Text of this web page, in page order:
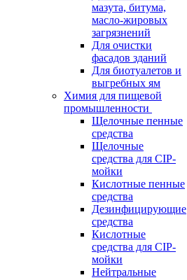
мазута, битума,
масло-жировых
загрязнений
Для очистки
фасадов зданий
Для биотуалетов и
выгребных ям
Химия для пищевой
промышленности
Щелочные пенные
средства
Щелочные
средства для CIP-
мойки
Кислотные пенные
средства
Дезинфицирующие
средства
Кислотные
средства для CIP-
мойки
Нейтральные